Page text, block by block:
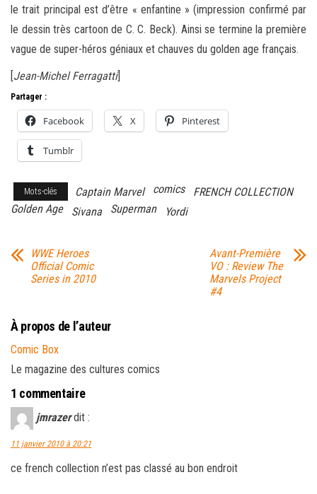
le trait principal est d’être « enfantine » (impression confirmé par
le dessin très cartoon de C. C. Beck). Ainsi se termine la première
vague de super-héros géniaux et chauves du golden age français.
Jean-Michel Ferragatti]
Partager :
Facebook X Pinterest
Tumblr
Mots-clés Captain Marvel comics
FRENCH COLLECTION
Golden Age
Sivana Superman Yordi
WWE Heroes
Official Comic
Series in 2010
Avant-Première
VO : Review The
Marvels Project
#4
À propos de l’auteur
Comic Box
Le magazine des cultures comics
1 commentaire
jmrazer dit :
11 janvier 2010 à 20:21
ce french collection n’est pas classé au bon endroit